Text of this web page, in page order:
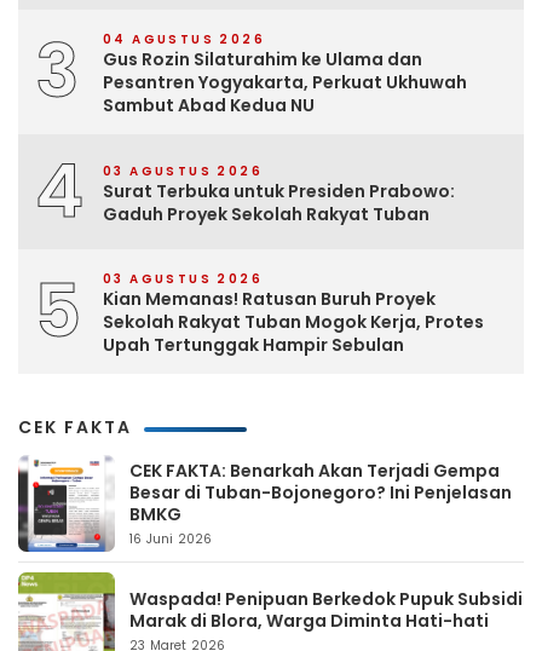
3 04 AGUSTUS 2026
Gus Rozin Silaturahim ke Ulama dan
Pesantren Yogyakarta, Perkuat Ukhuwah
Sambut Abad Kedua NU
4 03 AGUSTUS 2026
Surat Terbuka untuk Presiden Prabowo:
Gaduh Proyek Sekolah Rakyat Tuban
5 03 AGUSTUS 2026
Kian Memanas! Ratusan Buruh Proyek
Sekolah Rakyat Tuban Mogok Kerja, Protes
Upah Tertunggak Hampir Sebulan
CEK FAKTA
CEK FAKTA: Benarkah Akan Terjadi Gempa
Besar di Tuban-Bojonegoro? Ini Penjelasan
BMKG
16 Juni 2026
Waspada! Penipuan Berkedok Pupuk Subsidi
Marak di Blora, Warga Diminta Hati-hati
23 Maret 2026